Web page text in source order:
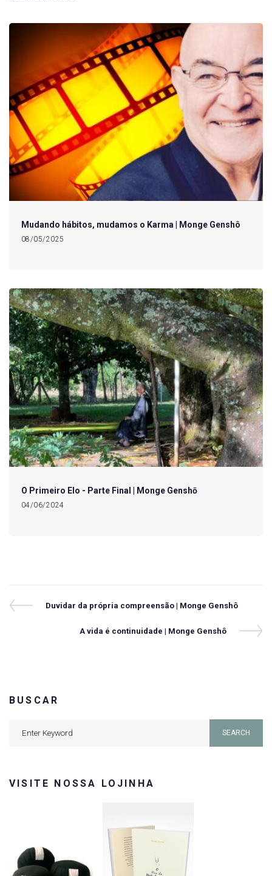
Mudando hábitos, mudamos o Karma | Monge Genshô
08/05/2025
O Primeiro Elo - Parte Final | Monge Genshō
04/06/2024
Navegação
Previous
Duvidar da própria compreensão | Monge Genshô
Next
A vida é continuidade | Monge Genshô
BUSCAR
SEARCH
VISITE NOSSA LOJINHA